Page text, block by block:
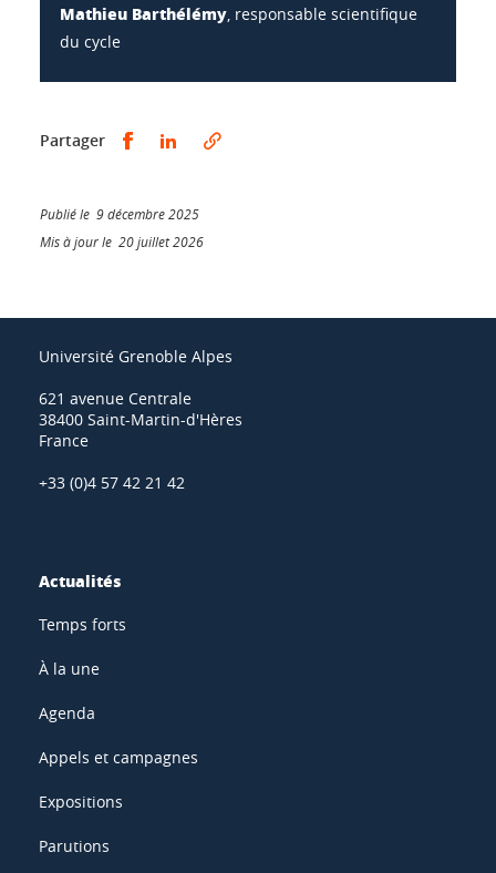
Mathieu Barthélémy , responsable scientifique
du cycle
Partager Partager sur Facebook
Partager sur LinkedIn
Publié le 9 décembre 2025
Mis à jour le 20 juillet 2026
Université Grenoble Alpes
621 avenue Centrale
38400 Saint-Martin-d'Hères
France
+33 (0)4 57 42 21 42
Actualités
Temps forts
À la une
Agenda
Appels et campagnes
Expositions
Parutions